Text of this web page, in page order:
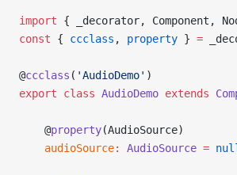
import { _decorator, Component,
const { ccclass , property } =
@ccclass ( 'AudioDemo' )
export class AudioDemo extends
    @
property(AudioSource)
    audioSource
: AudioSource =